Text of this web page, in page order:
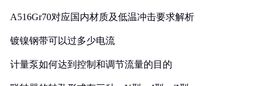
A516Gr70对应国内材质及低温冲击要求解析
镀镍钢带可以过多少电流
计量泵如何达到控制和调节流量的目的